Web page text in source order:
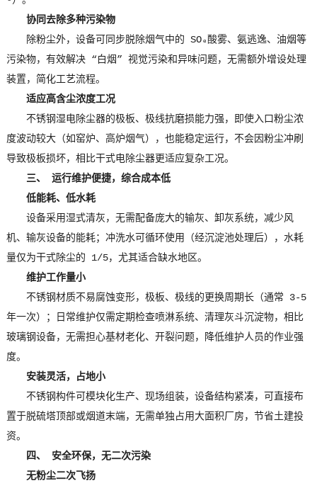
协同去除多种污染物
除粉尘外，设备可同步脱除烟气中的 SO₃酸雾、氨逃逸、油烟等
污染物，有效解决 “白烟” 视觉污染和异味问题，无需额外增设处理
装置，简化工艺流程。
适应高含尘浓度工况
不锈钢湿电除尘器的极板、极线抗磨损能力强，即使入口粉尘浓
度波动较大（如窑炉、高炉烟气），也能稳定运行，不会因粉尘冲刷
导致极板损坏，相比干式电除尘器更适应复杂工况。
三、 运行维护便捷，综合成本低
低能耗、低水耗
设备采用湿式清灰，无需配备庞大的输灰、卸灰系统，减少风
机、输灰设备的能耗；冲洗水可循环使用（经沉淀池处理后），水耗
量仅为干式除尘的 1/5，尤其适合缺水地区。
维护工作量小
不锈钢材质不易腐蚀变形，极板、极线的更换周期长（通常 3-5
年一次）；日常维护仅需定期检查喷淋系统、清理灰斗沉淀物，相比
玻璃钢设备，无需担心基材老化、开裂问题，降低维护人员的作业强
度。
安装灵活，占地小
不锈钢构件可模块化生产、现场组装，设备结构紧凑，可直接布
置于脱硫塔顶部或烟道末端，无需单独占用大面积厂房，节省土建投
资。
四、 安全环保，无二次污染
无粉尘二次飞扬